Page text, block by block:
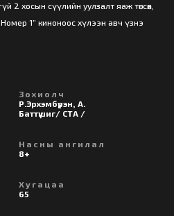
2 хосын сүүлийн уулзалт яаж төгсөх,
1” киноноос хүлээн авч үзнэ
Зохиолч
Р.Эрхэмбүрэн, А.
Баттүшиг/ СТА /
Насны ангилал
8+
Хугацаа
65